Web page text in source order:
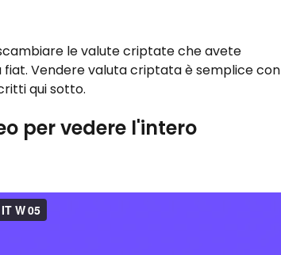
le valute criptate che avete
Vendere valuta criptata è semplice con
qui sotto.
per vedere l'intero